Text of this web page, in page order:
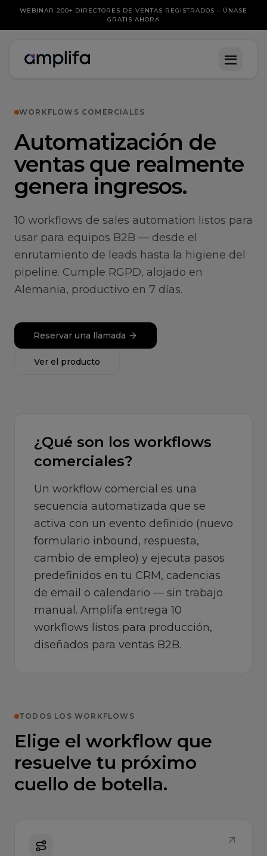
WEBINAR 200+ DIRECTORES DE VENTAS REGISTRADOS – ÚNASE
GRATIS AHORA
WORKFLOWS COMERCIALES
Automatización de
ventas que realmente
genera ingresos.
10 workflows de sales automation listos para
usar para equipos B2B — desde el
enrutamiento de leads hasta la higiene del
pipeline. Cumple RGPD, alojado en
Alemania, productivo en 7 días.
Reservar una llamada
Ver el producto
¿Qué son los workflows
comerciales?
Un workflow comercial es una
secuencia automatizada que se
activa con un evento definido (nuevo
formulario inbound, respuesta,
cambio de empleo) y ejecuta pasos
predefinidos en tu CRM, cadencias
de email o calendario — sin trabajo
manual. Amplifa entrega 10
workflows listos para producción,
diseñados para ventas B2B.
TODOS LOS WORKFLOWS
Elige el workflow que
resuelve tu próximo
cuello de botella.